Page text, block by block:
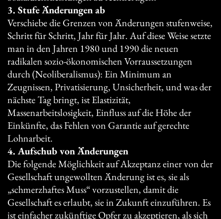
3. Stufe Änderungen ab
Verschiebe die Grenzen von Änderungen stufenweise,
Schritt für Schritt, Jahr für Jahr. Auf diese Weise setzte
man in den Jahren 1980 und 1990 die neuen
radikalen sozio-ökonomischen Vorraussetzungen
durch (Neoliberalismus): Ein Minimum an
Zeugnissen, Privatisierung, Unsicherheit, und was der
nächste Tag bringt, ist Elastizität,
Massenarbeitslosigkeit, Einfluss auf die Höhe der
Einkünfte, das Fehlen von Garantie auf gerechte
Lohnarbeit.
4. Aufschub von Änderungen
Die folgende Möglichkeit auf Akzeptanz einer von der
Gesellschaft ungewollten Änderung ist es, sie als
„schmerzhaftes Muss“ vorzustellen, damit die
Gesellschaft es erlaubt, sie in Zukunft einzuführen. Es
ist einfacher zukünftige Opfer zu akzeptieren, als sich